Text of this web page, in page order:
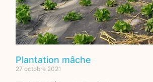
Plantation mâche
27 octobre 2021